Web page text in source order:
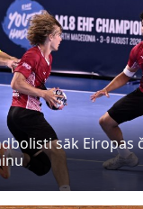
sāk Eiropas